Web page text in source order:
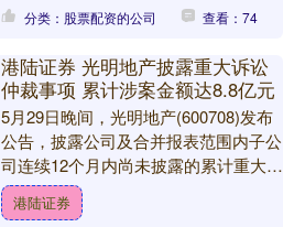
分类：股票配资的公司 查看：74
港陆证券 光明地产披露重大诉讼
仲裁事项 累计涉案金额达8.8亿元
5月29日晚间，光明地产(600708)发布
公告，披露公司及合并报表范围内子公
司连续12个月内尚未披露的累计重大诉
讼及仲裁事项。数据显示，相关案件共
214起，累....
港陆证券